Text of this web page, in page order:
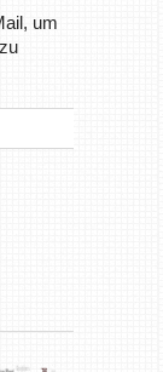
um